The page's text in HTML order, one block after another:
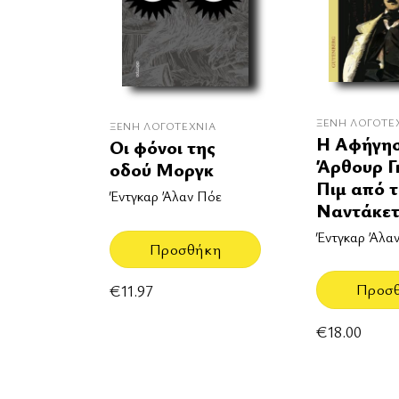
ΞΈΝΗ ΛΟΓΟΤΕΧΝΊΑ
Οι φόνοι της
οδού Μοργκ
Έντγκαρ Άλαν Πόε
Προσθήκη
€11.97
ΞΈΝΗ
Η
Άρθουρ
Πιμ από
Ναντάκετ
Έντγκαρ
€18.00